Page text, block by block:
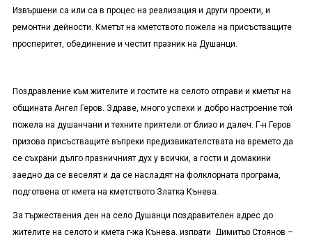
Извършени са или са в процес на реализация и други проекти, и
ремонтни дейности. Кметът на кметството пожела на присъстващите
просперитет, обединение и честит празник на Душанци.
Поздравление към жителите и гостите на селото отправи и кметът на
общината Ангел Геров. Здраве, много успехи и добро настроение той
пожела на душанчани и техните приятели от близо и далеч. Г-н Геров
призова присъстващите въпреки предизвикателствата на времето да
се съхрани дълго празничният дух у всички, а гости и домакини
заедно да се веселят и да се насладят на фолклорната програма,
подготвена от кмета на кметството Златка Кънева.
За тържествения ден на село Душанци поздравителен адрес до
жителите на селото и кмета г-жа Кънева, изпрати Димитър Стоянов –